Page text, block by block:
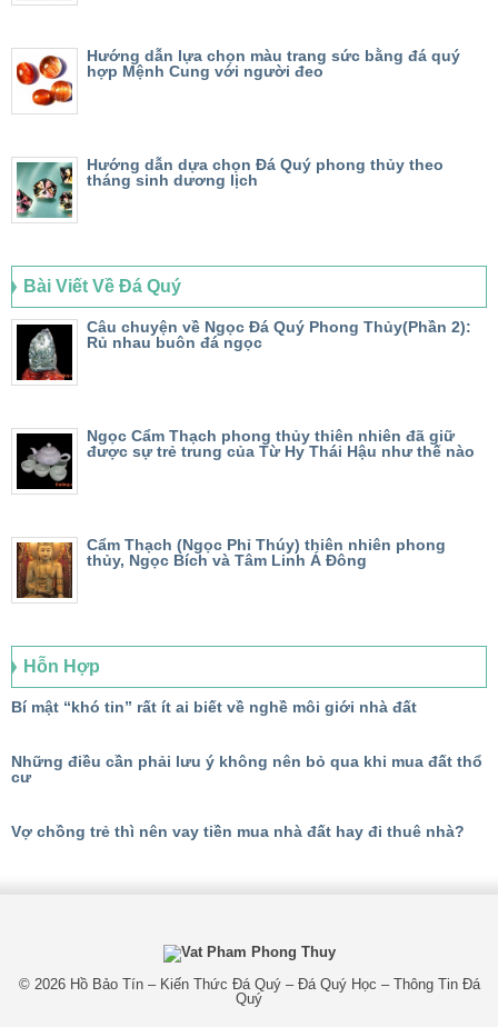
Hướng dẫn lựa chọn màu trang sức bằng đá quý
hợp Mệnh Cung với người đeo
Hướng dẫn dựa chọn Đá Quý phong thủy theo
tháng sinh dương lịch
Bài Viết Về Đá Quý
Câu chuyện về Ngọc Đá Quý Phong Thủy(Phần 2):
Rủ nhau buôn đá ngọc
Ngọc Cẩm Thạch phong thủy thiên nhiên đã giữ
được sự trẻ trung của Từ Hy Thái Hậu như thế nào
Cẩm Thạch (Ngọc Phỉ Thúy) thiên nhiên phong
thủy, Ngọc Bích và Tâm Linh Á Đông
Hỗn Hợp
Bí mật “khó tin” rất ít ai biết về nghề môi giới nhà đất
Những điều cần phải lưu ý không nên bỏ qua khi mua đất thổ
cư
Vợ chồng trẻ thì nên vay tiền mua nhà đất hay đi thuê nhà?
© 2026 Hồ Bảo Tín – Kiến Thức Đá Quý – Đá Quý Học – Thông Tin Đá
Quý